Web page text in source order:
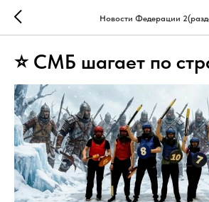
Новости Федерации
⭐ СМБ шагает по